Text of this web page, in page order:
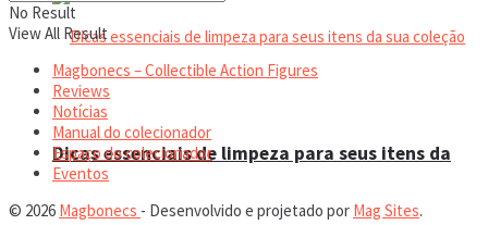
Dicas essenciais de limpeza para seus itens da
No Result
View All Result
Magbonecs – Collectible Action Figures
Reviews
Notícias
Manual do colecionador
Espaço do colecionador
Eventos
© 2026 Magbonecs - Desenvolvido e projetado por Mag Sites.